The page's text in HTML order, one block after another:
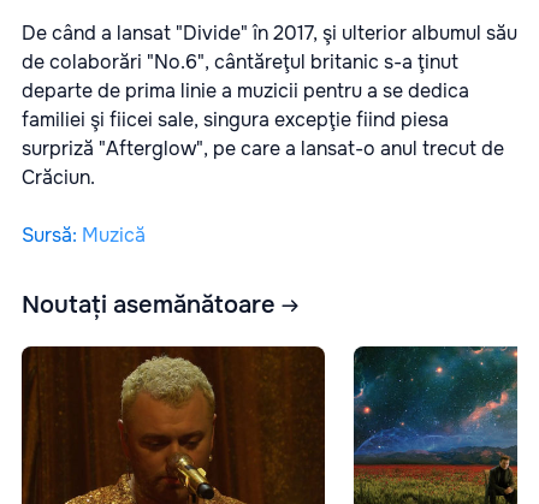
De când a lansat "Divide" în 2017, şi ulterior albumul său
de colaborări "No.6", cântăreţul britanic s-a ţinut
departe de prima linie a muzicii pentru a se dedica
familiei şi fiicei sale, singura excepţie fiind piesa
surpriză "Afterglow", pe care a lansat-o anul trecut de
Crăciun.
Sursă: Muzică
Noutați asemănătoare